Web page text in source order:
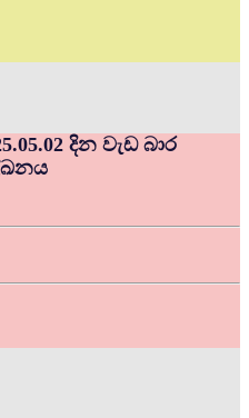
දින වැඩ බාර